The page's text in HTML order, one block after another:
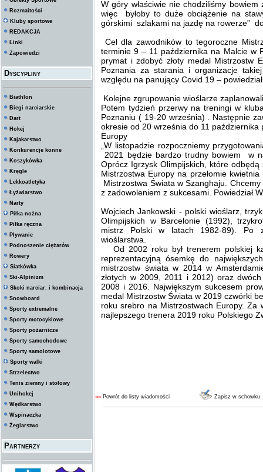
Rozmaitości
Kluby sportowe
REDAKCJA
Linki
Zapowiedzi
Dyscypliny
Biathlon
Biegi narciarskie
Dart
Hokej
Kajakarstwo
Konkurencje konne
Koszykówka
Kręgle
Lekkoatletyka
Łyżwiarstwo
Narty
Piłka nożna
Piłka ręczna
Pływanie
Podnoszenie ciężarów
Rowery
Siatkówka
Ski-Alpinizm
Skoki narciar. i kombinacja
Snowboard
Sporty extremalne
Sporty motocyklowe
Sporty pożarnicze
Sporty samochodowe
Sporty samolotowe
Sporty walki
Strzelectwo
Tenis ziemny i stołowy
Unihokej
Wędkarstwo
Wspinaczka
Żeglarstwo
Partnerzy
W góry właściwie nie chodziliśmy
więc byłoby to duże obciążenie na
górskimi szlakami na jazdę na rowerze”
Cel dla zawodników to tegoroczne
terminie 9 – 11 października na Malcie w
prymat i zdobyć złoty medal Mistrzostw
Poznania za starania i organizacje
względu na panujący Covid 19 –
Kolejne zgrupowanie wioślarze
Potem tydzień przerwy na treningi w
Poznaniu ( 19-20 września) . Następnie
okresie od 20 września do 11
Europy
„W listopadzie rozpoczniemy
2021 będzie bardzo trudny bowiem w
Oprócz Igrzysk Olimpijskich, które
Mistrzostwa Europy na przełomie
Mistrzostwa Świata w Szanghaju.
z zadowoleniem z sukcesami. Powiedział
Wojciech Jankowski - polski wioślarz,
Olimpijskich w Barcelonie (1992),
mistrz Polski w latach 1982-89). Po
wioślarstwa.
Od 2002 roku był trenerem polskiej
reprezentacyjną ósemkę do
mistrzostw świata w 2014 w
złotych w 2009, 2011 i 2012) oraz
2008 i 2016. Największym sukcesem
medal Mistrzostw Świata w 2019 czwórki
roku srebro na Mistrzostwach Europy. Za
najlepszego trenera 2019 roku Polskiego
«« Powrót do listy wiadomości Zapisz w schowku